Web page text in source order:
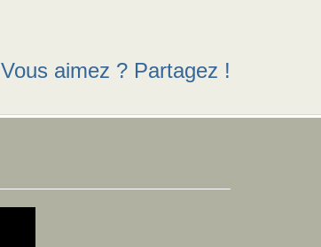
Vous aimez ? Partagez !